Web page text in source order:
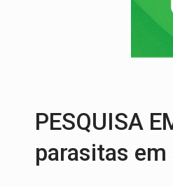
AÇÃO
PF ESTÁ
PESQUISA
parasitas